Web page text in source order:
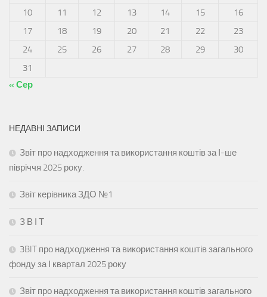
10
11 12 13 14 15
16
17
18 19 20 21 22
23
24
25 26 27 28 29
30
31
« Сер
НЕДАВНІ ЗАПИСИ
Звіт про надходження та використання коштів за І-ше
півріччя 2025 року.
Звіт керівника ЗДО №1
З В І Т
3BIT про надходження та використання коштів загального
фонду за І квартал 2025 року
Звіт про надходження та використання коштів загального